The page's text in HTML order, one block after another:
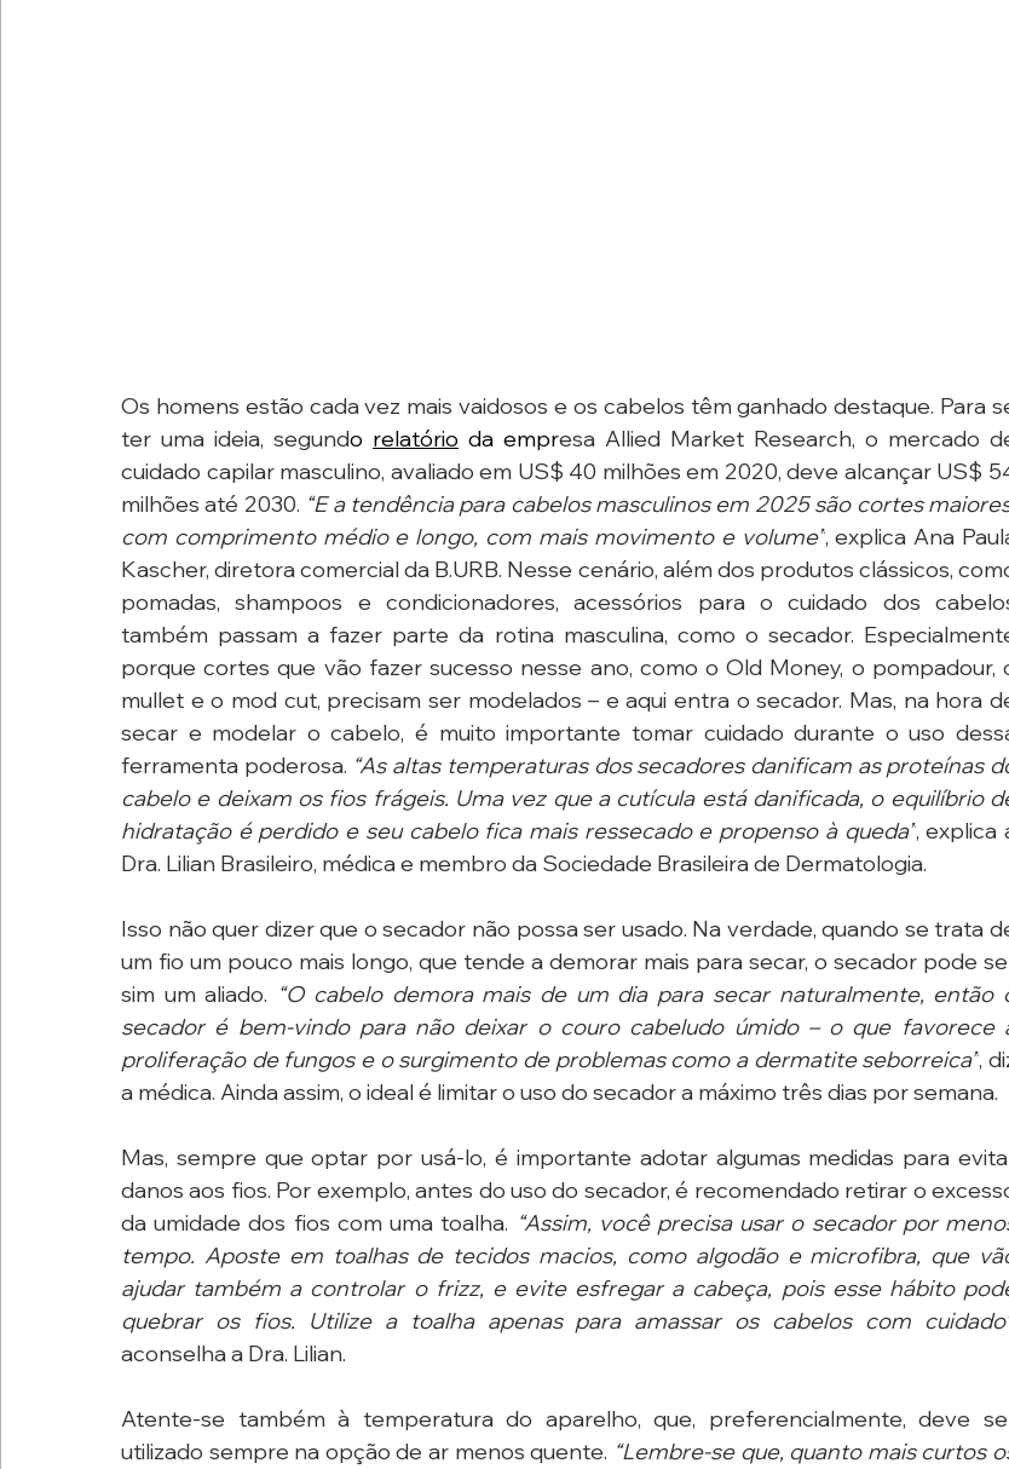
Os homens estão cada vez mais vaidosos e os cabelos têm ganhado destaque. Para
ter uma ideia, segundo relatório da empresa Allied Market Research, o mercado
cuidado capilar masculino, avaliado em US$ 40 milhões em 2020, deve alcançar US$
milhões até 2030. “E a tendência para cabelos masculinos em 2025 são cortes
com comprimento médio e longo, com mais movimento e volume”, explica Ana
Kascher, diretora comercial da B.URB. Nesse cenário, além dos produtos clássicos,
pomadas, shampoos e condicionadores, acessórios para o cuidado dos
também passam a fazer parte da rotina masculina, como o secador.
porque cortes que vão fazer sucesso nesse ano, como o Old Money, o pompadour,
mullet e o mod cut, precisam ser modelados – e aqui entra o secador. Mas, na hora
secar e modelar o cabelo, é muito importante tomar cuidado durante o uso
ferramenta poderosa. “As altas temperaturas dos secadores danificam as proteínas
cabelo e deixam os fios frágeis. Uma vez que a cutícula está danificada, o equilíbrio
hidratação é perdido e seu cabelo fica mais ressecado e propenso à queda”, explica
Dra. Lilian Brasileiro, médica e membro da Sociedade Brasileira de Dermatologia.
Isso não quer dizer que o secador não possa ser usado. Na verdade, quando se trata
um fio um pouco mais longo, que tende a demorar mais para secar, o secador pode
sim um aliado. “O cabelo demora mais de um dia para secar naturalmente, então
secador é bem-vindo para não deixar o couro cabeludo úmido – o que favorece
proliferação de fungos e o surgimento de problemas como a dermatite seborreica”,
a médica. Ainda assim, o ideal é limitar o uso do secador a máximo três dias por semana.
Mas, sempre que optar por usá-lo, é importante adotar algumas medidas para
danos aos fios. Por exemplo, antes do uso do secador, é recomendado retirar o
da umidade dos fios com uma toalha. “Assim, você precisa usar o secador por
tempo. Aposte em toalhas de tecidos macios, como algodão e microfibra, que
ajudar também a controlar o frizz, e evite esfregar a cabeça, pois esse hábito
quebrar os fios. Utilize a toalha apenas para amassar os cabelos com
aconselha a Dra. Lilian.
Atente-se também à temperatura do aparelho, que, preferencialmente, deve
utilizado sempre na opção de ar menos quente. “Lembre-se que, quanto mais curtos